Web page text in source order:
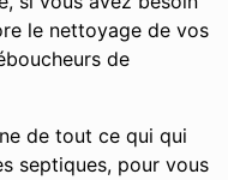
le nettoyage de vos
de
de tout ce qui qui
septiques, pour vous